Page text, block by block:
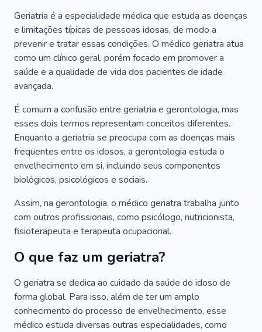
Geriatria é a especialidade médica que estuda as doenças
e limitações típicas de pessoas idosas, de modo a
prevenir e tratar essas condições. O médico geriatra atua
como um clínico geral, porém focado em promover a
saúde e a qualidade de vida dos pacientes de idade
avançada.
É comum a confusão entre geriatria e gerontologia, mas
esses dois termos representam conceitos diferentes.
Enquanto a geriatria se preocupa com as doenças mais
frequentes entre os idosos, a gerontologia estuda o
envelhecimento em si, incluindo seus componentes
biológicos, psicológicos e sociais.
Assim, na gerontologia, o médico geriatra trabalha junto
com outros profissionais, como psicólogo, nutricionista,
fisioterapeuta e terapeuta ocupacional.
O que faz um geriatra?
O geriatra se dedica ao cuidado da saúde do idoso de
forma global. Para isso, além de ter um amplo
conhecimento do processo de envelhecimento, esse
médico estuda diversas outras especialidades, como